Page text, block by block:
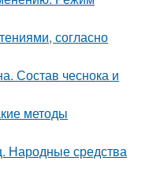
согласно
Состав чеснока и
методы
Народные средства